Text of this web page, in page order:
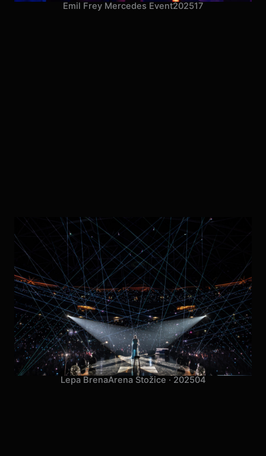
Emil Frey Mercedes Event202517
Lepa BrenaArena Stožice · 202504